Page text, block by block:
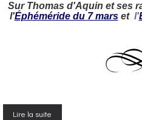
Sur Thomas d'Aquin et ses
l'Éphéméride du 7 mars et l'
Lire la suite